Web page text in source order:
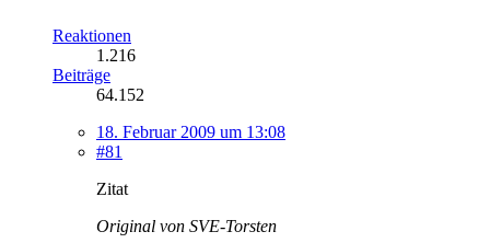
Reaktionen
1.216
Beiträge
64.152
18. Februar 2009 um 13:08
#81
Zitat
Original von SVE-Torsten